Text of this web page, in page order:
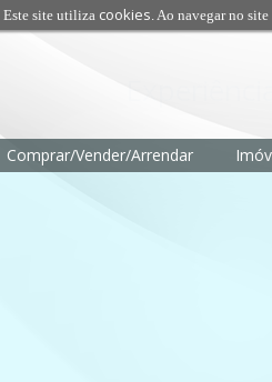
Este site utiliza cookies. Ao navegar no
Comprar/Vender/Arrendar